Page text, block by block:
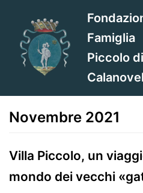
contenuto
Famiglia
Piccolo di
Novembre 2021
Villa Piccolo, un
mondo dei vecchi